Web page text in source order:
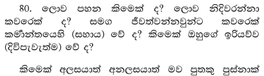
80. ලොව පහන කිමෙක් ද? ලොව නිදිවරන්නා
කවරෙක් ද? සමග ජීවත්වන්නවුන්ට කවරෙක්
කර්‍මාන්තයෙහි (සහාය) වේ ද? කිමෙක් ඔහුගේ ඉරියව්ව
(දිවිපැවැත්ම) වේ ද?
කිමෙක් අලසයාත් අනලසයාත් මව පුතකු පුස්නාක්